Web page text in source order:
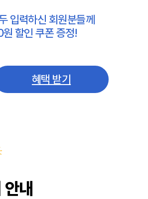
입력하신 회원분들께
할인 쿠폰 증정!
혜택 받기
내